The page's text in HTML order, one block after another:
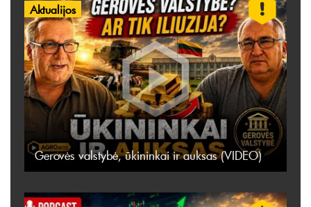
Aktualijos
Gerovės valstybė, ūkininkai ir auksas (VIDEO)